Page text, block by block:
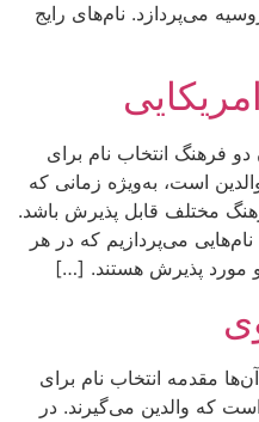
می‌پردازد. نام‌های رایج
دو فرهنگ انتخاب نام برای
است، به‌ویژه زمانی که
مختلف قابل پذیرش باشد.
می‌پردازیم که در هر
و مورد پذیرش هستند. […]
مقدمه انتخاب نام برای
که والدین می‌گیرند. در